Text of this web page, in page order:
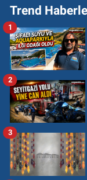
Trend
1
2
3